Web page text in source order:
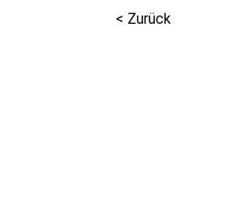
< Zurück